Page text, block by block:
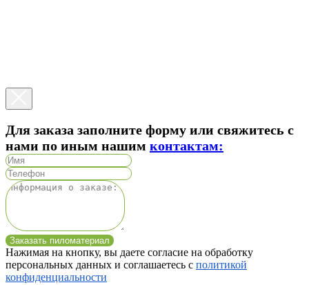
Для заказа заполните форму или свяжитесь с
нами по иным нашим контактам:
Заказать пиломатериал
Нажимая на кнопку, вы даете согласие на обработку
персональных данных и соглашаетесь c политикой
конфиденциальности